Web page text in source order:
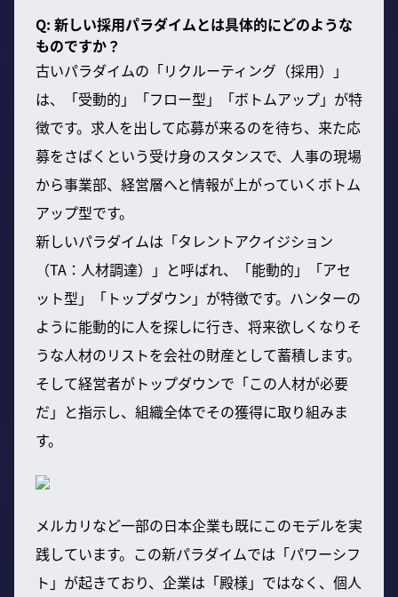
Q: 新しい採用パラダイムとは具体的にどのような
ものですか？
古いパラダイムの「リクルーティング（採用）」
は、「受動的」「フロー型」「ボトムアップ」が特
徴です。求人を出して応募が来るのを待ち、来た応
募をさばくという受け身のスタンスで、人事の現場
から事業部、経営層へと情報が上がっていくボトム
アップ型です。
新しいパラダイムは「タレントアクイジション
（TA：人材調達）」と呼ばれ、「能動的」「アセ
ット型」「トップダウン」が特徴です。ハンターの
ように能動的に人を探しに行き、将来欲しくなりそ
うな人材のリストを会社の財産として蓄積します。
そして経営者がトップダウンで「この人材が必要
だ」と指示し、組織全体でその獲得に取り組みま
す。
メルカリなど一部の日本企業も既にこのモデルを実
践しています。この新パラダイムでは「パワーシフ
ト」が起きており、企業は「殿様」ではなく、個人